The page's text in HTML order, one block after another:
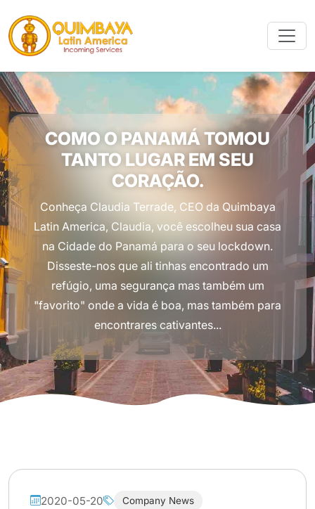
COMO O PANAMÁ TOMOU
TANTO LUGAR EM SEU
CORAÇÃO.
Conheça Claudia Terrade, CEO da Quimbaya
Latin America, Claudia, você escolheu sua casa
na Cidade do Panamá para o seu lockdown.
Disseste-nos que ali tinhas encontrado um
refúgio, uma segurança mas também um
"favorito" onde a vida é boa, mas também para
encontrares cativantes...
2020-05-20 Company News